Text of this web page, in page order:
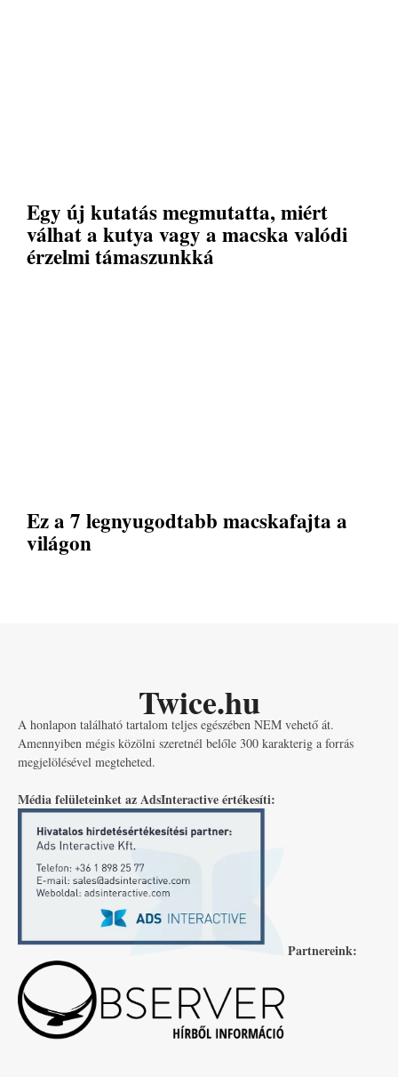
Egy új kutatás megmutatta, miért
válhat a kutya vagy a macska valódi
érzelmi támaszunkká
Ez a 7 legnyugodtabb macskafajta a
világon
Twice.hu
A honlapon található tartalom teljes egészében NEM vehető át.
Amennyiben mégis közölni szeretnél belőle 300 karakterig a forrás
megjelölésével megteheted.
Média felületeinket az AdsInteractive értékesíti:
Partnereink: